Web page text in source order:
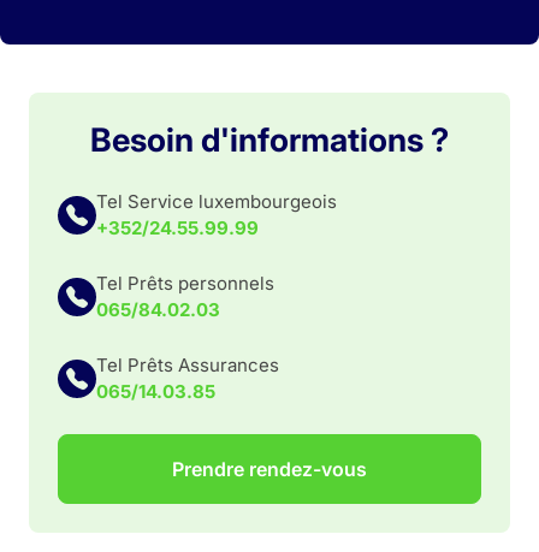
Besoin d'informations ?
Tel Service luxembourgeois
+352/24.55.99.99
Tel Prêts personnels
065/84.02.03
Tel Prêts Assurances
065/14.03.85
Prendre rendez-vous